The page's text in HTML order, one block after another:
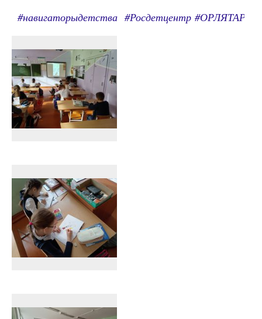
#навигаторыдетства #Росдетцентр